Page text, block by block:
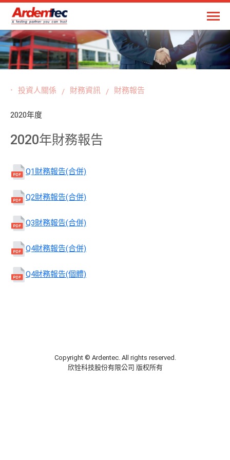
投資人關係 財務資訊 財務報告
2020年度
2020年財務報告
Q1財務報告(合併)
Q2財務報告(合併)
Q3財務報告(合併)
Q4財務報告(合併)
Q4財務報告(個體)
Copyright © Ardentec. All rights reserved.
欣铨科技股份有限公司 版权所有